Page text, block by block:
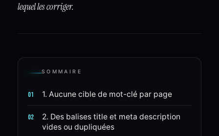
lequel les corriger.
SOMMAIRE
01 1. Aucune cible de mot-clé par page
02
2. Des balises title et meta description
vides ou dupliquées